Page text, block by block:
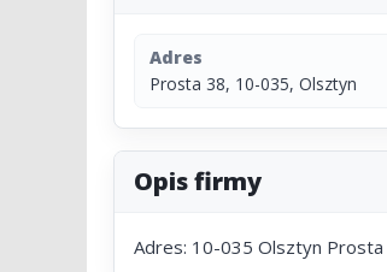
Adres
Prosta 38, 10-035, Olsztyn
Opis firmy
Adres: 10-035 Olsztyn